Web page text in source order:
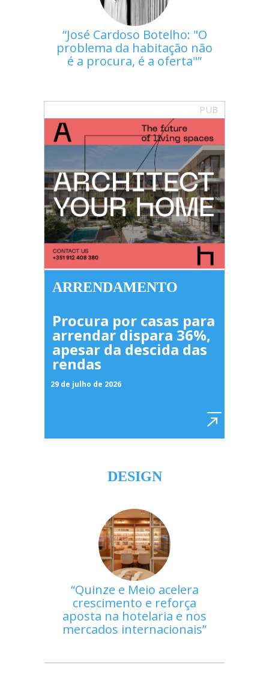
José Cardoso Botelho: "O
problema da habitação não
é a procura, é a oferta"
PUB
ARRENDAMENTO
Procura por casas para
arrendar dispara 36%,
apesar da descida das
rendas
29 de julho de 2026
DESIGN
Quinze e Meio acelera
crescimento e reforça
aposta na hotelaria e nos
mercados internacionais